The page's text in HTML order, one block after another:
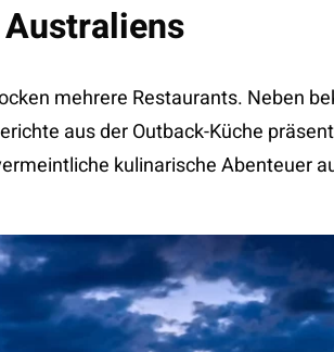
mehrere Restaurants. Neben
aus der Outback-Küche
kulinarische Abenteuer